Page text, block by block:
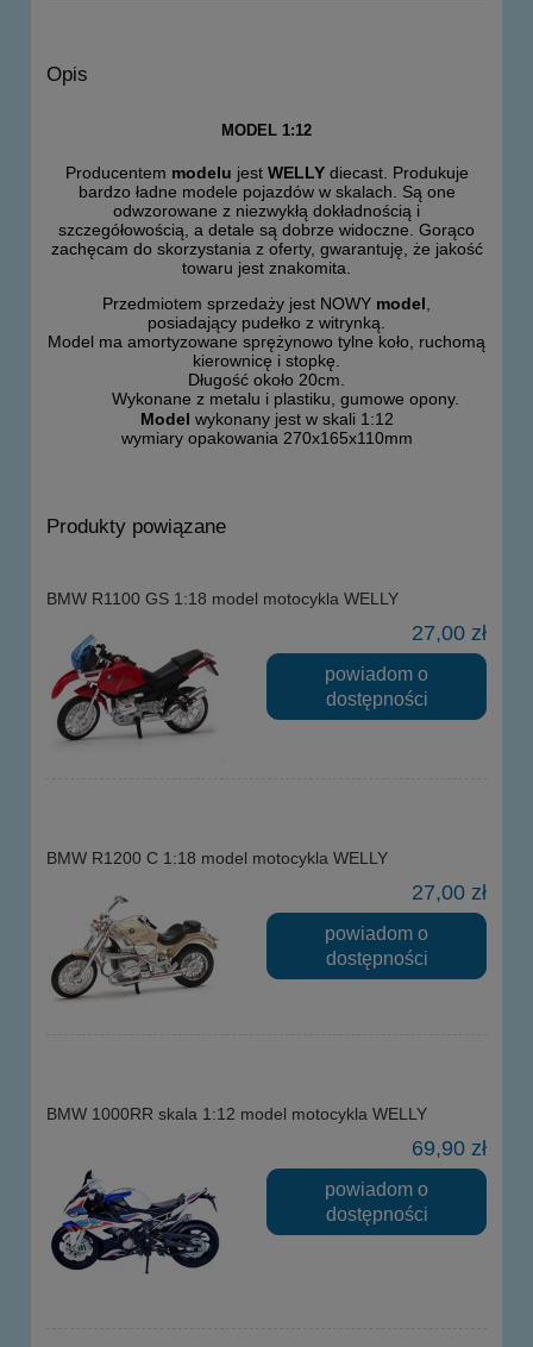
Opis
MODEL 1:12
Producentem modelu jest WELLYdiecast. Produkuje
bardzo ładne modele pojazdów w skalach. Są one
odwzorowane z niezwykłą dokładnością i
szczegółowością, a detale są dobrze widoczne. Gorąco
zachęcam do skorzystania z oferty, gwarantuję, że jakość
towaru jest znakomita.
Przedmiotem sprzedaży jest NOWY model
posiadający pudełko z witrynką.
Model ma amortyzowane sprężynowo tylne koło, ruchomą
kierownicę i stopkę.
Długość około 20cm.
Wykonane z metalu i plastiku, gumowe opony.
Model wykonany jest w skali 1:12
wymiary opakowania 270x165x110mm
Produkty powiązane
BMW R1100 GS 1:18 model motocykla WELLY
27,00 zł
powiadom o
dostępności
BMW R1200 C 1:18 model motocykla WELLY
27,00 zł
powiadom o
dostępności
BMW 1000RR skala 1:12 model motocykla WELLY
69,90 zł
powiadom o
dostępności